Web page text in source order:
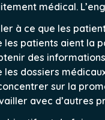
médical.
à ce que les
les patients aient la
des
les dossiers
sur la
avec d’autres